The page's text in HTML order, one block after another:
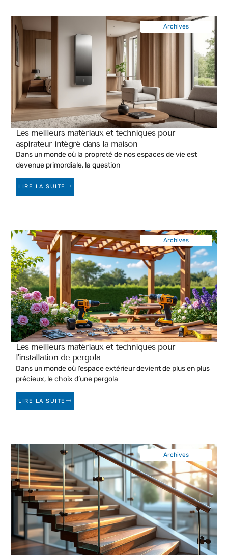
Les meilleurs matériaux et techniques pour
aspirateur intégré dans la maison
Dans un monde où la propreté de nos espaces de vie est
devenue primordiale, la question
LIRE LA SUITE
Archives
Les meilleurs matériaux et techniques pour
l’installation de pergola
Dans un monde où l’espace extérieur devient de plus en plus
précieux, le choix d’une pergola
LIRE LA SUITE
Archives
Archives